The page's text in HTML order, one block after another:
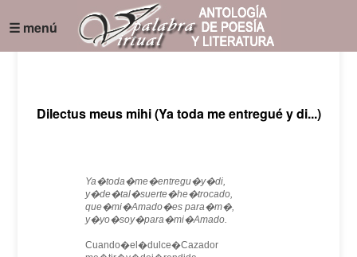
☰ menú
Dilectus meus mihi (Ya toda me entregué y di...)
Ya�toda�me�entregu�y�di,
y�de�tal�suerte�he�trocado,
que�mi�Amado�es para�m�,
y�yo�soy�para�mi�Amado.
Cuando�el�dulce�Cazador